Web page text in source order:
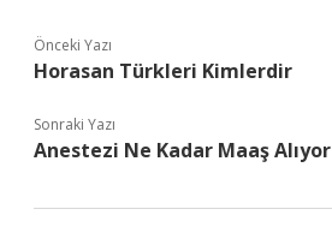
Önceki Yazı
Horasan Türkleri Kimlerdir
Sonraki Yazı
Anestezi Ne Kadar Maaş Alıyor